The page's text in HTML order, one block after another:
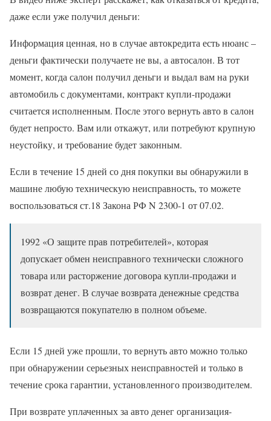
даже если уже получил деньги:
Информация ценная, но в случае автокредита есть нюанс –
деньги фактически получаете не вы, а автосалон. В тот
момент, когда салон получил деньги и выдал вам на руки
автомобиль с документами, контракт купли-продажи
считается исполненным. После этого вернуть авто в салон
будет непросто. Вам или откажут, или потребуют крупную
неустойку, и требование будет законным.
Если в течение 15 дней со дня покупки вы обнаружили в
машине любую техническую неисправность, то можете
воспользоваться ст.18 Закона РФ N 2300-1 от 07.02.
1992 «О защите прав потребителей», которая
допускает обмен неисправного технически сложного
товара или расторжение договора купли-продажи и
возврат денег. В случае возврата денежные средства
возвращаются покупателю в полном объеме.
Если 15 дней уже прошли, то вернуть авто можно только
при обнаружении серьезных неисправностей и только в
течение срока гарантии, установленного производителем.
При возврате уплаченных за авто денег организация-